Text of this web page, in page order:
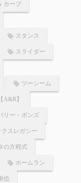
カーブ
スタンス
スライダー
ツーシーム
A&R】
リー・ボンズ
スレガシー
の方程式
ホームラン
也